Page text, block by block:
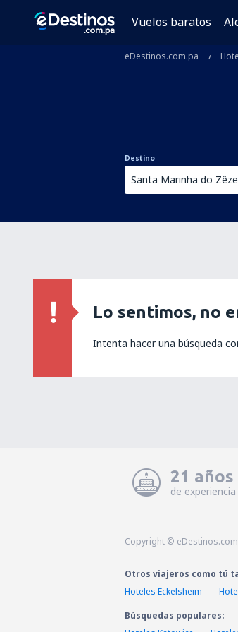
Vuelos baratos
eDestinos.com.pa
Destino
Lo sentimos, no
Intenta hacer una búsqueda
21 años
de experiencia
Copyright ©
Otros viajeros como tú
Hoteles Eckelsheim
Búsquedas populares: